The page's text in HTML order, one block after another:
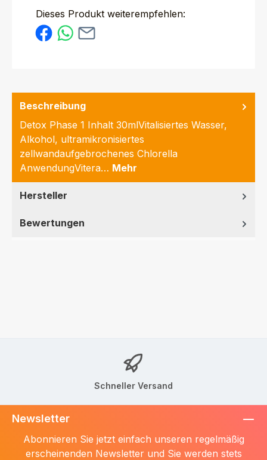
Dieses Produkt weiterempfehlen:
Beschreibung
Detox Phase 1 Inhalt 30mlVitalisiertes Wasser,
Alkohol, ultramikronisiertes
zellwandaufgebrochenes Chlorella
AnwendungVitera… Mehr
Hersteller
Bewertungen
Schneller Versand
Newsletter
Abonnieren Sie jetzt einfach unseren regelmäßig
erscheinenden Newsletter und Sie werden stets